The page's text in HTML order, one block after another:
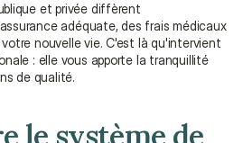
et privée diffèrent
adéquate, des frais médicaux
nouvelle vie. C'est là qu'intervient
: elle vous apporte la tranquillité
de qualité.
le système de